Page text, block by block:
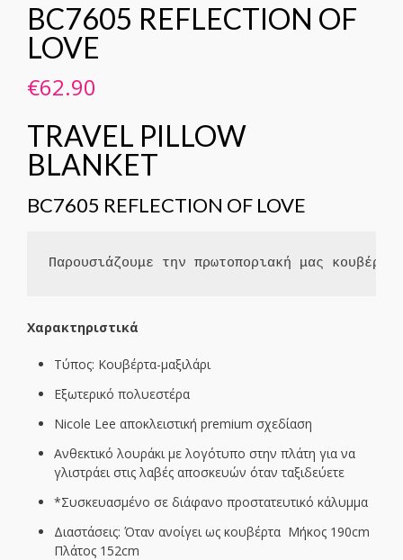
BC7605 REFLECTION OF
LOVE
€62.90
TRAVEL PILLOW
BLANKET
BC7605 REFLECTION OF LOVE
Παρουσιάζουμε την πρωτοποριακή μας
Χαρακτηριστικά
Τύπος: Κουβέρτα-μαξιλάρι
Εξωτερικό πολυεστέρα
Nicole Lee αποκλειστική premium σχεδίαση
Ανθεκτικό λουράκι με λογότυπο στην πλάτη για να
γλιστράει στις λαβές αποσκευών όταν ταξιδεύετε
*Συσκευασμένο σε διάφανο προστατευτικό κάλυμμα
Διαστάσεις: Όταν ανοίγει ως κουβέρτα Μήκος 190cm
Πλάτος 152cm